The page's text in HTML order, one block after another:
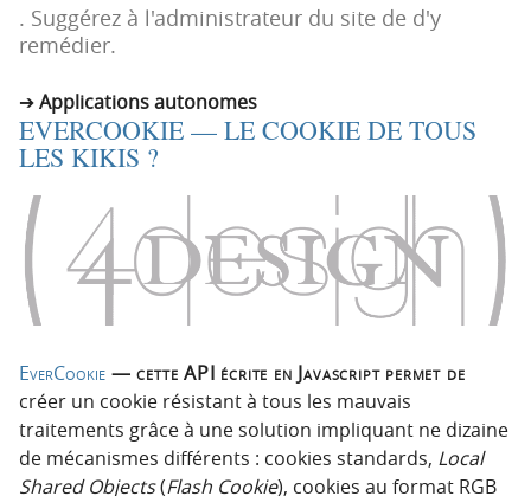
i
c
i
p
e
n
. Suggérez à l'administrateur du site de d'y
remédier.
Applications autonomes
EVERCOOKIE — LE COOKIE DE TOUS
LES KIKIS ?
EverCookie — cette API écrite en Javascript permet de
créer un cookie résistant à tous les mauvais
traitements grâce à une solution impliquant ne dizaine
de mécanismes différents : cookies standards, Local
Shared Objects(Flash Cookie), cookies au format RGB